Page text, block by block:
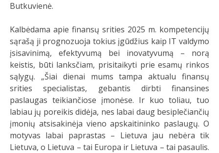
Butkuvienė.
Kalbėdama apie finansų srities 2025 m. kompetencijų
sąrašą ji prognozuoja tokius įgūdžius kaip IT valdymo
įsisavinimą, efektyvumą bei inovatyvumą – norą
keistis, būti lanksčiam, prisitaikyti prie esamų rinkos
sąlygų. „Šiai dienai mums tampa aktualu finansų
srities specialistas, gebantis dirbti finansines
paslaugas teikiančiose įmonėse. Ir kuo toliau, tuo
labiau jų poreikis didėja, nes labai daug besiplečiančių
įmonių atsisakinėja vieno apskaitininko paslaugų. O
motyvas labai paprastas – Lietuva jau nebėra tik
Lietuva, o Lietuva – tai Europa ir Lietuva – tai pasaulis.